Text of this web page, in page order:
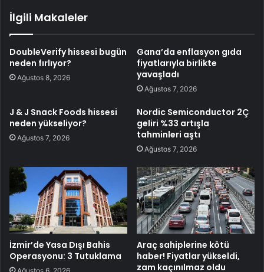
İlgili Makaleler
DoubleVerify hissesi bugün
neden fırlıyor?
Ağustos 8, 2026
Gana’da enflasyon gıda
fiyatlarıyla birlikte
yavaşladı
Ağustos 7, 2026
J & J Snack Foods hissesi
neden yükseliyor?
Ağustos 7, 2026
Nordic Semiconductor 2Ç
geliri %33 artışla
tahminleri aştı
Ağustos 7, 2026
İzmir’de Yasa Dışı Bahis
Operasyonu: 3 Tutuklama
Araç sahiplerine kötü
haber! Fiyatlar yükseldi,
zam kaçınılmaz oldu